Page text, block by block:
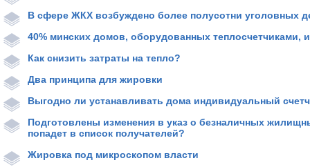
В сфере ЖКХ возбуждено более полусотни уголовных
40% минских домов, оборудованных теплосчетчиками,
Как снизить затраты на тепло?
Два принципа для жировки
Выгодно ли устанавливать дома индивидуальный
Подготовлены изменения в указ о безналичных
попадет в список получателей?
Жировка под микроскопом власти